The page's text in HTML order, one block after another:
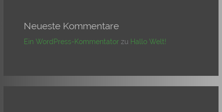
Neueste Kommentare
Ein WordPress-Kommentator zu Hallo Welt!